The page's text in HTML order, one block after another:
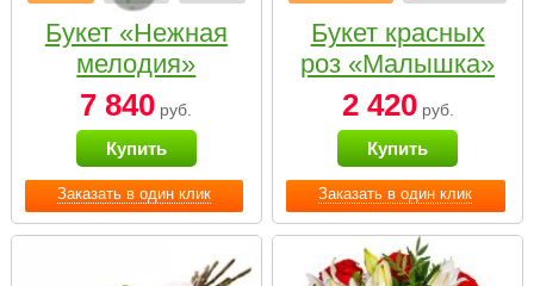
Заказать в один клик
Букет «Нежная
мелодия»
7 840 руб.
Купить
Заказать в один клик
Букет красных
роз «Малышка»
2 420руб.
Купить